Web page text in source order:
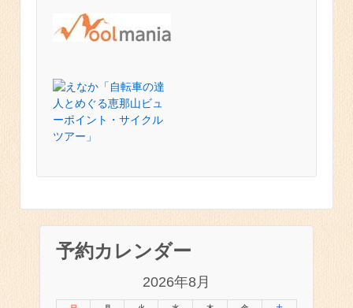
予約カレンダー
2026年8月